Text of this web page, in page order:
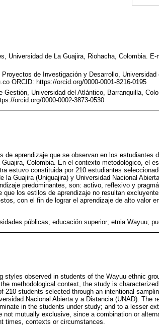
Universidad de La Guajira, Riohacha, Colombia.
de Investigación y Desarrollo, Universidad
ORCID: https://orcid.org/0000-0001-8216-0195
Gestión, Universidad del Atlántico, Barranquilla,
orcid.org/0000-0002-3873-0530
de aprendizaje que se observan en los estudiantes
Colombia. En el contexto metodológico, el
estuvo constituida por 210 estudiantes
la Guajira (Uniguajira) y Universidad Nacional
predominantes, son: activo, reflexivo y
los estilos de aprendizaje no resultan
con el fin de lograr el aprendizaje de alto valor
públicas; educación superior; etnia Wayuu;
styles observed in students of the Wayuu ethnic
methodological context, the study is
210 students selected through an intentional
Nacional Abierta y a Distancia (UNAD). The
in the students under study; and to a lesser
mutually exclusive, since a combination or
times, contexts or circumstances.